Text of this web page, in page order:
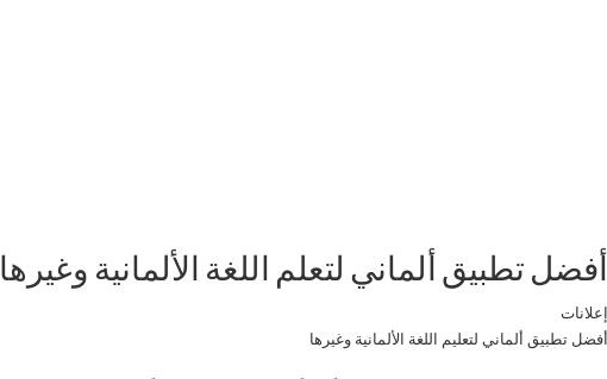
أفضل تطبيق ألماني لتعلم اللغة الألمانية وغيرها
إعلانات
أفضل تطبيق ألماني لتعليم اللغة الألمانية وغيرها